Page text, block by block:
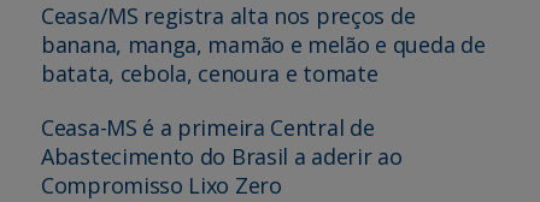
Ceasa/MS registra alta nos preços de
banana, manga, mamão e melão e queda de
batata, cebola, cenoura e tomate
Ceasa-MS é a primeira Central de
Abastecimento do Brasil a aderir ao
Compromisso Lixo Zero